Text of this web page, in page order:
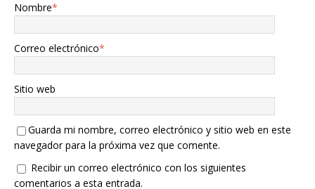
Nombre*
Correo electrónico*
Sitio web
Guarda mi nombre, correo electrónico y sitio web en este
navegador para la próxima vez que comente.
Recibir un correo electrónico con los siguientes
comentarios a esta entrada.